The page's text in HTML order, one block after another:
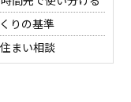
りの基準
まい相談